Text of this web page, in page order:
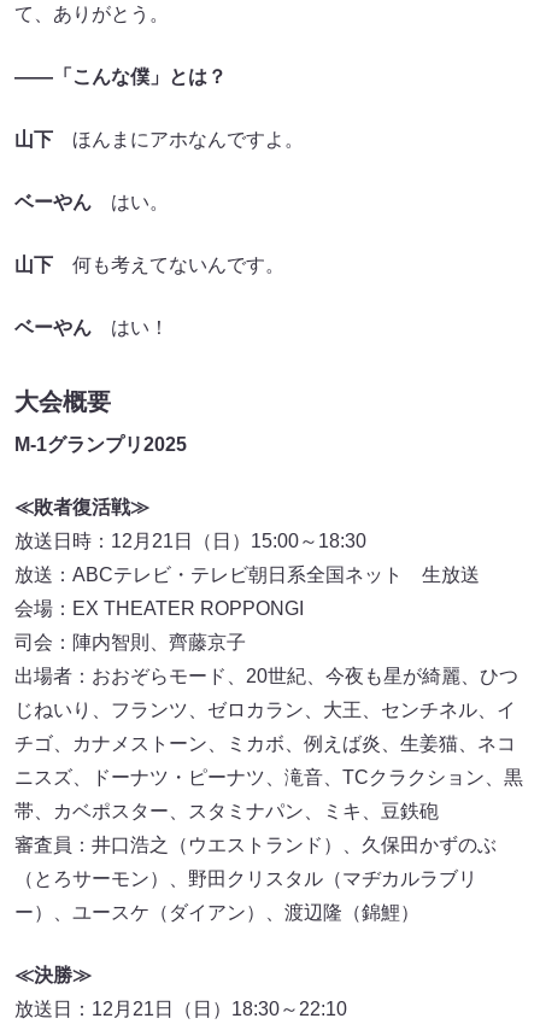
て、ありがとう。
――「こんな僕」とは？
山下 ほんまにアホなんですよ。
ベーやん はい。
山下 何も考えてないんです。
ベーやん はい！
大会概要
M-1グランプリ2025
≪敗者復活戦≫
放送日時：12月21日（日）15:00～18:30
放送：ABCテレビ・テレビ朝日系全国ネット 生放送
会場：EX THEATER ROPPONGI
司会：陣内智則、齊藤京子
出場者：おおぞらモード、20世紀、今夜も星が綺麗、ひつ
じねいり、フランツ、ゼロカラン、大王、センチネル、イ
チゴ、カナメストーン、ミカボ、例えば炎、生姜猫、ネコ
ニスズ、ドーナツ・ピーナツ、滝音、TCクラクション、黒
帯、カベポスター、スタミナパン、ミキ、豆鉄砲
審査員：井口浩之（ウエストランド）、久保田かずのぶ
（とろサーモン）、野田クリスタル（マヂカルラブリ
ー）、ユースケ（ダイアン）、渡辺隆（錦鯉）
≪決勝≫
放送日：12月21日（日）18:30～22:10